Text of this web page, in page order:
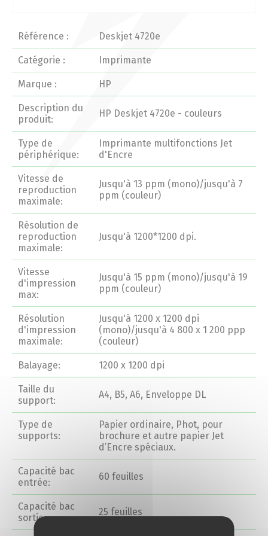
Divers
Professionnels
Particuliers
Catalogue
Conseils et Astuces
Devis en 24H
Notre métier
Contact/magasins
Référence : Deskjet 4720e
Catégorie : Imprimante
Marque : HP
Description du
produit:
HP Deskjet 4720e - couleurs
Type de
périphérique:
Imprimante multifonctions Jet
d'Encre
Vitesse de
reproduction
maximale:
Jusqu'à 13 ppm (mono)/jusqu'à 7
ppm (couleur)
Résolution de
reproduction
maximale:
Jusqu'à 1200*1200 dpi.
Vitesse
d'impression
max:
Jusqu'à 15 ppm (mono)/jusqu'à 19
ppm (couleur)
Résolution
d'impression
maximale:
Jusqu'à 1200 x 1200 dpi
(mono)/jusqu'à 4 800 x 1 200 ppp
(couleur)
Balayage: 1200 x 1200 dpi
Taille du
support:
A4, B5, A6, Enveloppe DL
Type de
supports:
Papier ordinaire, Phot, pour
brochure et autre papier Jet
d’Encre spéciaux.
Capacité bac
entrée:
60 feuilles
Capacité bac
sortie:
25 feuilles